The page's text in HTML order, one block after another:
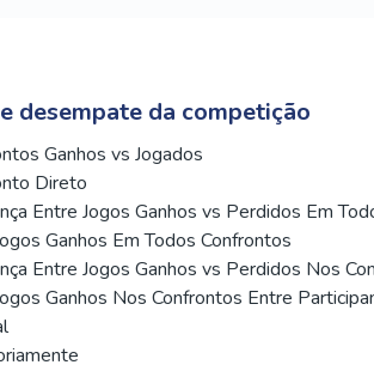
desempate da competição
Ganhos vs Jogados
Direto
Entre Jogos Ganhos vs Perdidos Em
Ganhos Em Todos Confrontos
Entre Jogos Ganhos vs Perdidos Nos
Ganhos Nos Confrontos Entre